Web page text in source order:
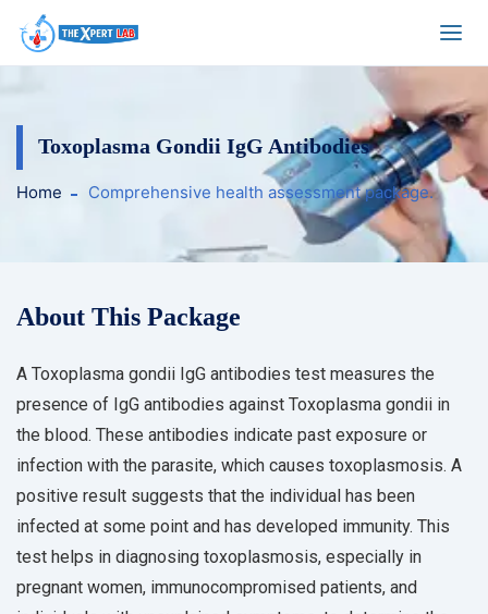
Toxoplasma Gondii IgG Antibodies
Home Comprehensive health assessment package.
About This Package
A Toxoplasma gondii IgG antibodies test measures the
presence of IgG antibodies against Toxoplasma gondii in
the blood. These antibodies indicate past exposure or
infection with the parasite, which causes toxoplasmosis. A
positive result suggests that the individual has been
infected at some point and has developed immunity. This
test helps in diagnosing toxoplasmosis, especially in
pregnant women, immunocompromised patients, and